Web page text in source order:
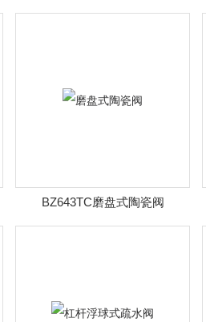
BZ643TC磨盘式陶瓷阀